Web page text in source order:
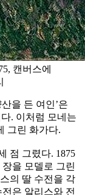
캔버스에
산을 든 여인’은
. 이처럼 모네는
그린 화가다.
점 그렸다. 1875
을 모델로 그린
의 딸 수전을 각
은 알리스와 전